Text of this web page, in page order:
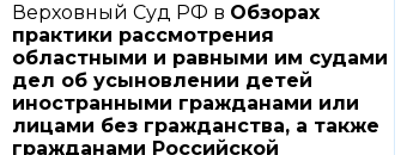
Верховный Суд РФ в Обзорах
практики рассмотрения
областными и равными им судами
дел об усыновлении детей
иностранными гражданами или
лицами без гражданства, а также
гражданами Российской